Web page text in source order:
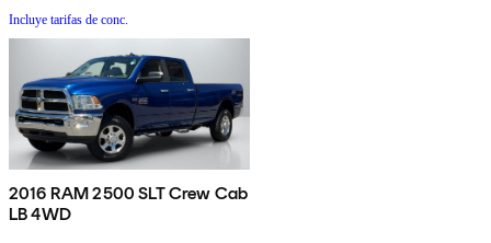
Incluye tarifas de conc.
2016 RAM 2500 SLT Crew Cab
LB 4WD